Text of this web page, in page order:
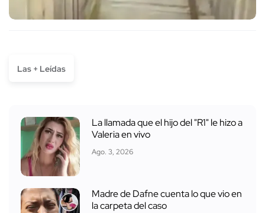
Las + Leídas
La llamada que el hijo del "R1" le hizo a
Valeria en vivo
Ago. 3, 2026
Madre de Dafne cuenta lo que vio en
la carpeta del caso